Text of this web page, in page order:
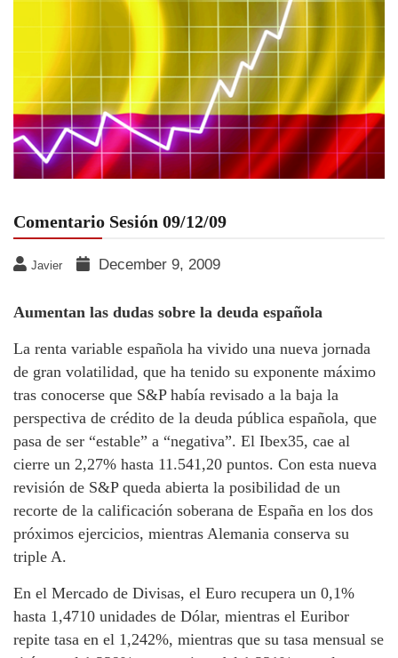
Comentario Sesión 09/12/09
Javier December 9, 2009
Aumentan las dudas sobre la deuda española
La renta variable española ha vivido una nueva jornada
de gran volatilidad, que ha tenido su exponente máximo
tras conocerse que S&P había revisado a la baja la
perspectiva de crédito de la deuda pública española, que
pasa de ser “estable” a “negativa”. El Ibex35, cae al
cierre un 2,27% hasta 11.541,20 puntos. Con esta nueva
revisión de S&P queda abierta la posibilidad de un
recorte de la calificación soberana de España en los dos
próximos ejercicios, mientras Alemania conserva su
triple A.
En el Mercado de Divisas, el Euro recupera un 0,1%
hasta 1,4710 unidades de Dólar, mientras el Euribor
repite tasa en el 1,242%, mientras que su tasa mensual se